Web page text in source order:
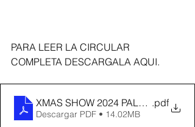
PARA LEER LA CIRCULAR
COMPLETA DESCARGALA AQUI.
.pdf
Descargar PDF • 14.02MB